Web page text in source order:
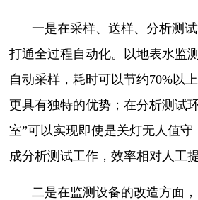
一是在采样、送样、分析测
打通全过程自动化。以地表水监
自动采样，耗时可以节约70%以
更具有独特的优势；在分析测试
室”可以实现即使是关灯无人值
成分析测试工作，效率相对人工
二是在监测设备的改造方面